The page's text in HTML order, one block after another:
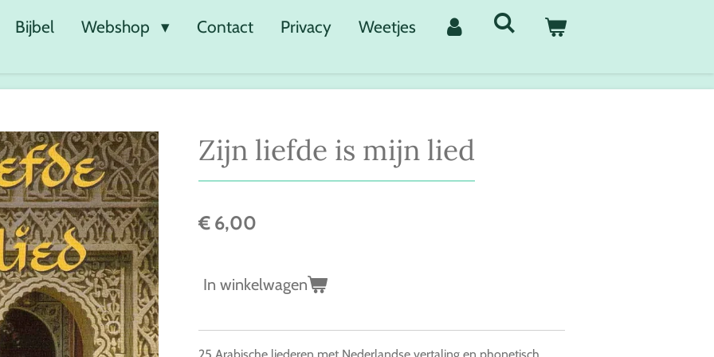
Bijbel Webshop Contact Privacy Weetjes
Zijn liefde is mijn lied
€ 6,00
In winkelwagen